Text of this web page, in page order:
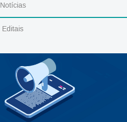
Notícias
Editais